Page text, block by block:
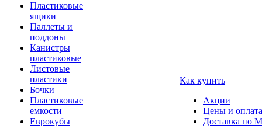
Пластиковые
ящики
Паллеты и
поддоны
Канистры
пластиковые
Листовые
пластики
Бочки
Пластиковые
емкости
Еврокубы
Как купить
Акции
Цены и оплата
Доставка по